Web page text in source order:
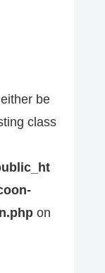
be
class
on